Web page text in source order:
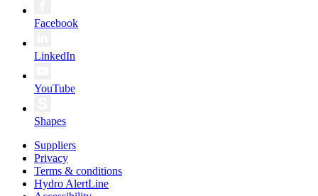
Facebook
LinkedIn
YouTube
Shapes
Suppliers
Privacy
Terms & conditions
Hydro AlertLine